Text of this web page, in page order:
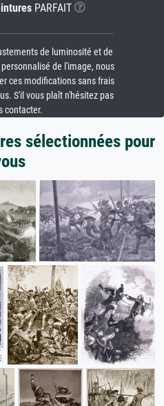
PARFAIT
de luminosité et de
de l'image, nous
ces modifications sans frais
S'il vous plaît n'hésitez pas
contacter.
sélectionnées pour